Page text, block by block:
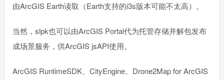
由ArcGIS Earth读取（Earth支持的i3s版本可能不太高）。
当然，slpk也可以由ArcGIS Portal代为托管存储并解包发布
成场景服务，供ArcGIS jsAPI使用。
ArcGIS RuntimeSDK、CityEngine、Drone2Map for ArcGIS